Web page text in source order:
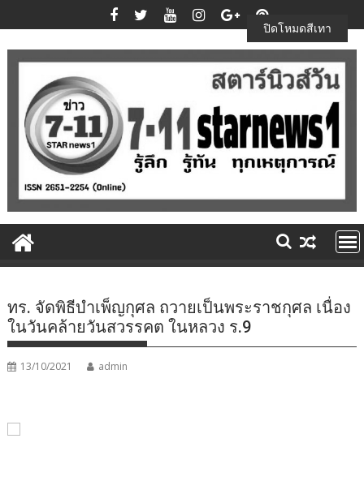
to
content
ทร. จัดพิธีบำเพ็ญกุศล ถวายเป็นพระราชกุศล เนื่อง
ในวันคล้ายวันสวรรคต ในหลวง ร.9
13/10/2021 admin
ปิดโหมดสีเทา